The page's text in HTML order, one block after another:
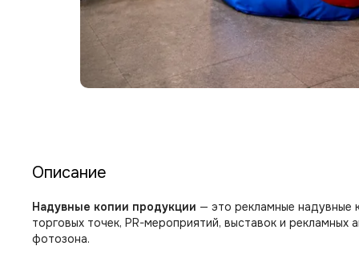
Описание
Надувные копии продукции — это рекламные надувные
торговых точек, PR-мероприятий, выставок и
фотозона.